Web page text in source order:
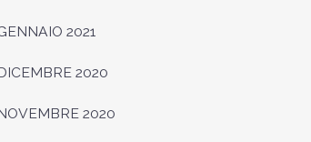
2021
2020
2020